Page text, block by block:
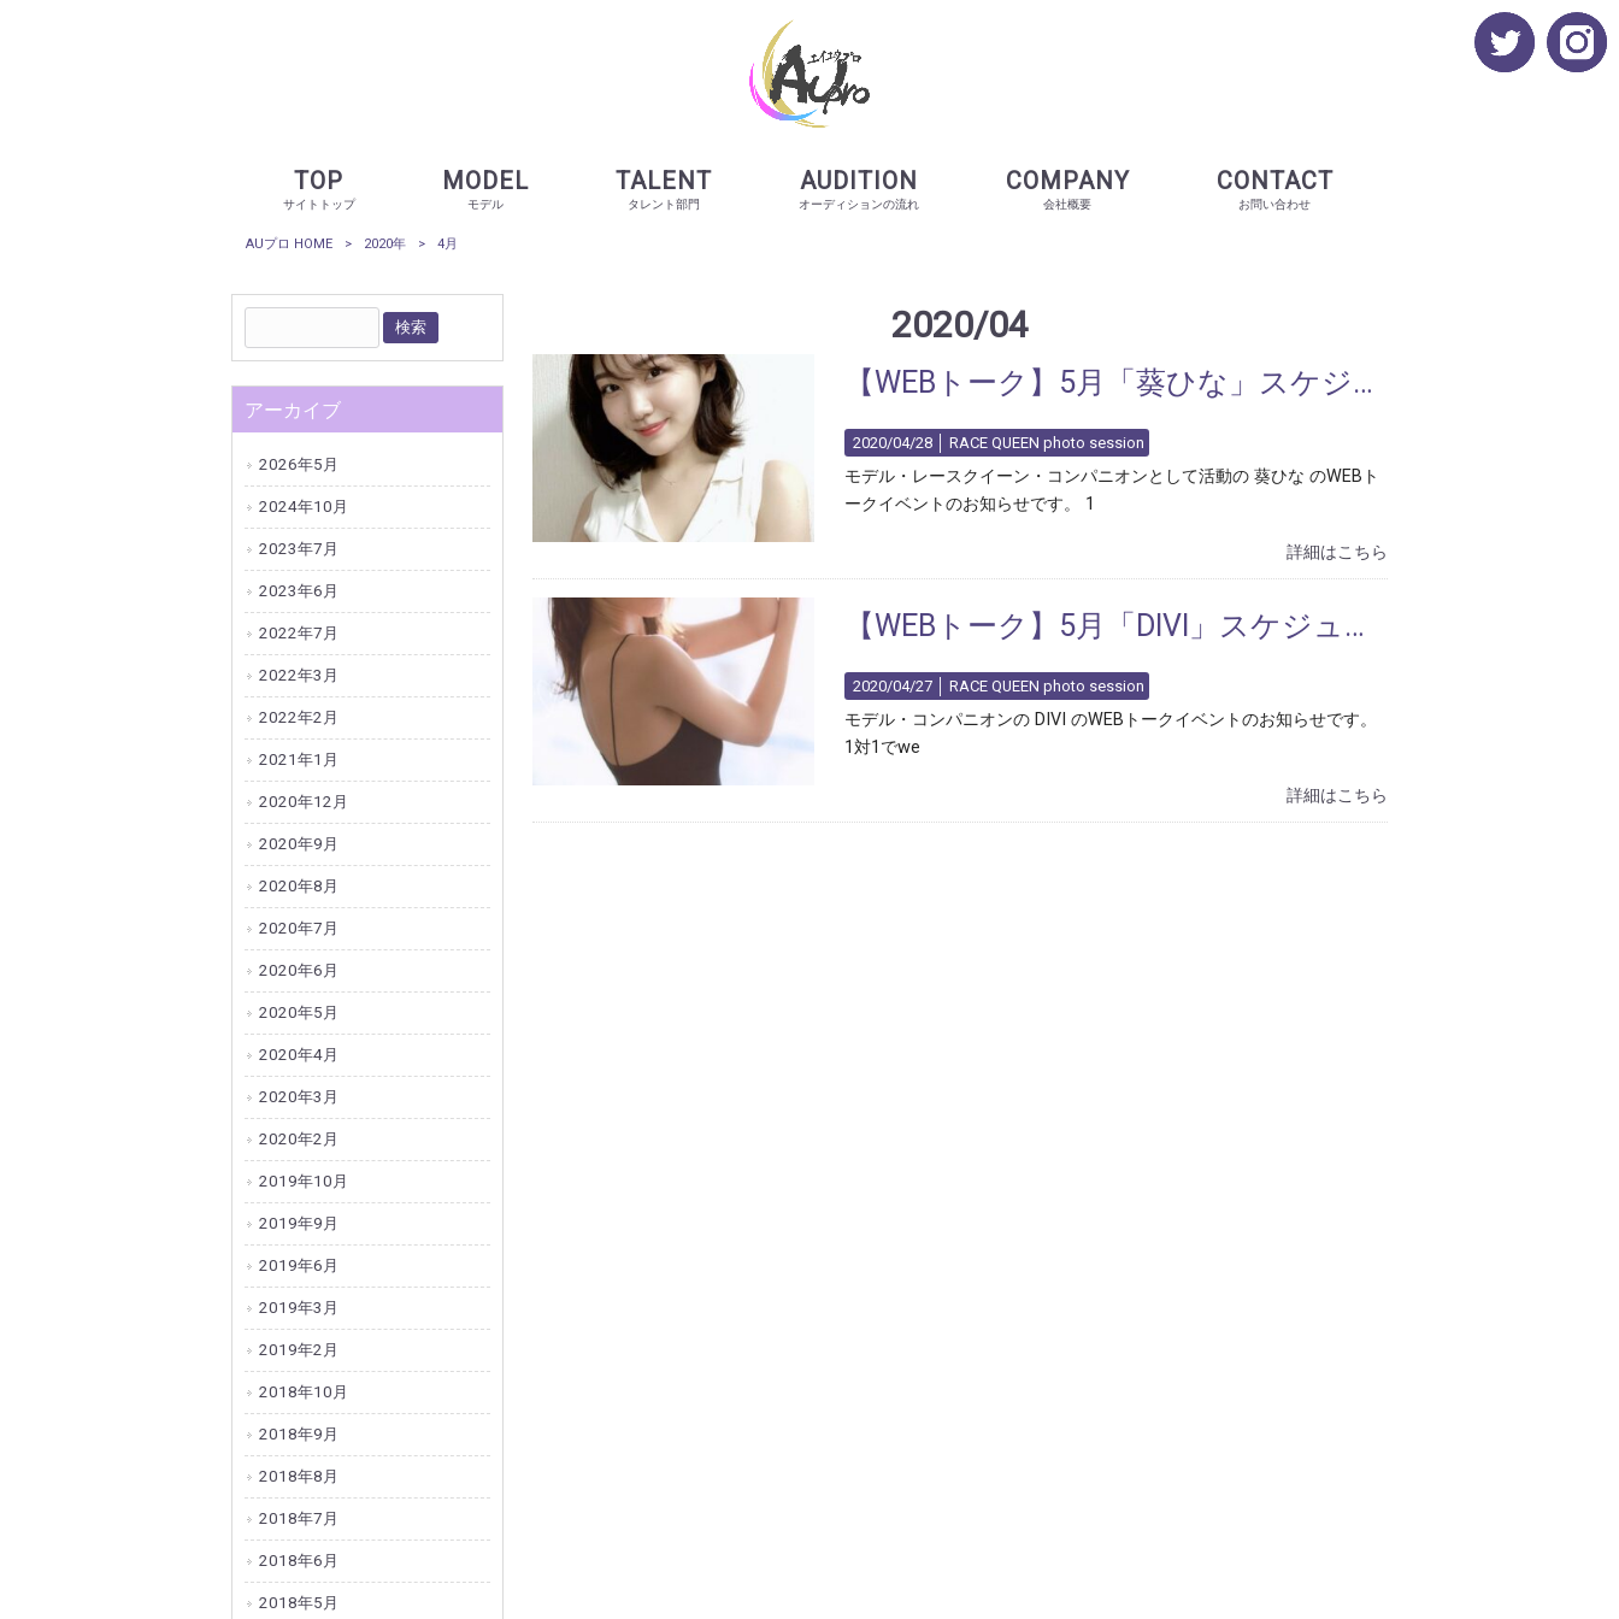
TOP
サイトトップ
MODEL
モデル
TALENT
タレント部門
AUDITION
オーディションの流れ
COMPANY
会社概要
CONTACT
お問い合わせ
AUプロ HOME > 2020年 > 4月
2020/04
【WEBトーク】5月「葵ひな」スケジュール
2020/04/28 │ RACE QUEEN photo session
モデル・レースクイーン・コンパニオンとして活動の 葵ひな のWEBト
ークイベントのお知らせです。 1
詳細はこちら
【WEBトーク】5月「DIVI」スケジュール
2020/04/27 │ RACE QUEEN photo session
モデル・コンパニオンの DIVI のWEBトークイベントのお知らせです。
1対1でwe
詳細はこちら
アーカイブ
2026年5月
2024年10月
2023年7月
2023年6月
2022年7月
2022年3月
2022年2月
2021年1月
2020年12月
2020年9月
2020年8月
2020年7月
2020年6月
2020年5月
2020年4月
2020年3月
2020年2月
2019年10月
2019年9月
2019年6月
2019年3月
2019年2月
2018年10月
2018年9月
2018年8月
2018年7月
2018年6月
2018年5月